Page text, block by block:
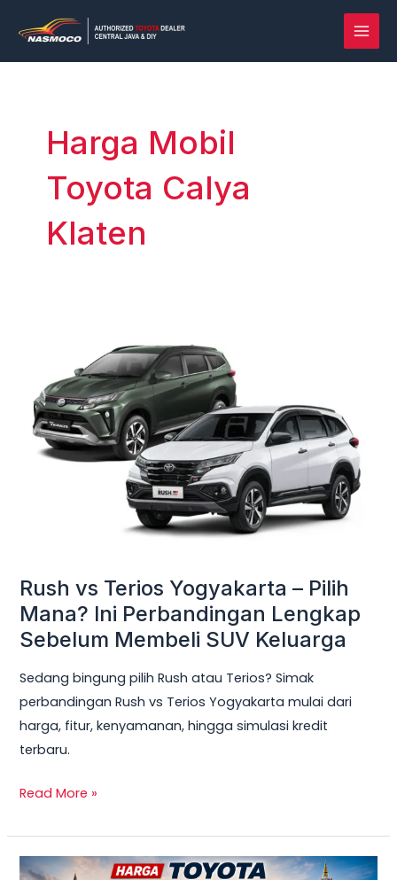
konten
Harga Mobil
Toyota Calya
Klaten
Rush vs Terios Yogyakarta – Pilih
Mana? Ini Perbandingan Lengkap
Sebelum Membeli SUV Keluarga
Sedang bingung pilih Rush atau Terios? Simak
perbandingan Rush vs Terios Yogyakarta mulai dari
harga, fitur, kenyamanan, hingga simulasi kredit
terbaru.
Yogyakarta
Pilih
Membeli
SUV
Keluarga
Read More »
TERBARU!
pagination